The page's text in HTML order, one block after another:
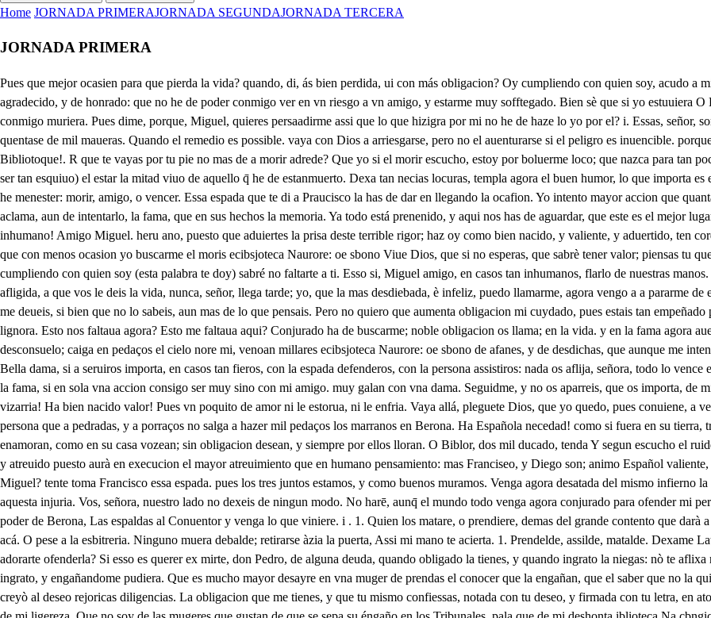
Home JORNADA PRIMERAJORNADA SEGUNDAJORNADA TERCERA
JORNADA PRIMERA
Pues que mejor ocasien para que pierda la vida? quando, di, ás bien perdida, ui con más obligacion? Oy cumpliendo con quien soy, acudo a mi nacimiente; sino lograte mi intento, por lo menos muestras doy de agradecido, y de honrado: que no he de poder conmigo ver en vn riesgo a vn amigo, y estarme muy sofftegado. Bien sè que si yo estuuiera O Bibliotoque!. en el peligro en que està, se buuiera arriesgado ya, y que conmigo muriera. Pues dime, porque, Miguel, quieres persaadirme assi que lo que hizigra por mi no he de haze lo yo por el? i. Essas, señor, son quimeras, ni te entiendo, ni corrixe; mas por aquesto se dixo, quentase de mil maueras. Quando el remedio es possible. vaya con Dios a arriesgarse, pero no el auenturarse si el peligro es inuencible. porque en que fundarse puede, noseoño Bien sè que si yo estuuiera O Bibliotoque!. R que te vayas por tu pie no mas de a morir adrede? Que yo si el morir escucho, estoy por boluerme loco; que nazca para tan poco quien muere para tan muebo! Como bobo, de concierto tomo (con ser tan esquiuo) el estar la mitad viuo de aquello q̄ he de estanmuerto. Dexa tan necias locuras, templa agora el buen humor, lo que importa es el valor; y si parecer procuras honrado, como hasta aqui, o y tu ayuda he menester: morir, amigo, o vencer. Essa espada que te di a Praucisco la has de dar en llegando la ocafion. Yo intento mayor accion que quantas puede acordar la Griega, y Romana historis; y mas eterno me aclama, aun de intentarlo, la fama, que en sus hechos la memoria. Ya todo está prenenido, y aqui nos has de aguardar, que este es el mejor lugar. Parece que escucho el ruido, que del sucesso me auisa. Que rigor tan inhumano! Amigo Miguel. heru ano, puesto que aduiertes la prisa deste terrible rigor; haz oy como bien nacido, y valiente, y aduertido, ten cordura, y ten valor. Dexame ya de aduertir. no infames mi obligacion, que con menos ocasion yo buscarme el moris ecibsjoteca Naurore: oe sbono Viue Dios, que si no esperas, que sabrè tener valor; piensas tu que el buen humor es embaraço a las veras? Bien puedes creer de mi que cumpliendo con quien soy (esta palabra te doy) sabré no faltarte a ti. Esso si, Miguel amigo, en casos tan inhumanos, flarlo de nuestras manos. Mi valor vaya conmigo; queda con Dios. El te guarde. Si vna muger afligida, a que vos le deis la vida, nunca, señor, llega tarde; yo, que la mas desdiebada, è infeliz, puedo llamarme, agora vengo a a pararme de esse braço, y de esla espada, En lo poco que ha que estais en el lugar, me deueis, si bien que no lo sabeis, aun mas de lo que pensais. Pero no quiero que aumenta obligacion mi cuydado, pues estais tan empeñado por Español solatuente. Todo el mundo es contrami, si mi fuga no se lignora. Esto nos faltaua agora? Esto me faltaua aqui? Conjurado ha de buscarme; noble obligacion os llama; en la vida. y en la fama agora aueis de ampararme. No han de vencerme pesares de vno, y otro desconsuelo; caiga en pedaços el cielo nore mi, venoan millares ecibsjoteca Naurore: oe sbono de afanes, y de desdichas, que aunque me intenten vencer, este braço me ha de hazer buenas, ò malas mis dichas, Bella dama, si a seruiros importa, en casos tan fieros, con la espada defenderos, con la persona assistiros: nada os aflija, señora, todo lo vence el valor, que no es mi riesgo mayor fanoreceros agora. Mucho le deuo a la fama, si en sola vna accion consigo ser muy sino con mi amigo. muy galan con vna dama. Seguidme, y no os aparreis, que os importa, de mi lado, y tenga fin mi cuydado como vos me pareceis. Ha Española vizarria! Ha bien nacido valor! Pues vn poquito de amor ni le estorua, ni le enfria. Vaya allá, pleguete Dios, que yo quedo, pues conuiene, a ver que sucesso tiene este valiente de ados. que me quemen, si ay persona que a pedradas, y a porraços no salga a hazer mil pedaços los marranos en Berona. Ha Española necedad! como si fuera en su tierra, tres Españoles dan guerra populosa a vna ciudad. Como en su tierra enamoran, como en su casa vozean; sin obligacion desean, y siempre por ellos lloran. O Biblor, dos mil ducado, tenda Y segun escucho el ruido, Y2 que en la ciudad considero, su mucho valor espero, que resuelto, y atreuido puesto aurà en execucion el mayor atreuimiento que en humano pensamiento: mas Franciseo, y Diego son; animo Español valiente, prueuen aquestos paganos el valor de aquestas manos, A donde vas Miguel? tente toma Francisco essa espada. pues los tres juntos estamos, y como buenos muramos. Venga agora desatada del mismo infierno la furia. Venga, que al mismo Luzbel en la espada de Miguel satisfarè aquesta injuria. Vos, señora, nuestro lado no dexeis de ningun modo. No harē, aunq̄ el mundo todo venga agora conjurado para ofender mi persona, que no puede importar nada con vosotros, y essa espada, todo el poder de Berona, Las espaldas al Conuentor y venga lo que viniere. i . 1. Quien los matare, o prendiere, demas del grande contento que darà a la Señ Gon, O Biblor, dos mil ducado, tenda i A2a. Oye ystè? delos acá. O pese a la esbitreria. Ninguno muera debalde; retirarse àzia la puerta, Assi mi mano te acierta. 1. Prendelde, assilde, matalde. Dexame Laura, por Dios. no apures màs mi paciencia. Es el quererte agrauiarla? es adorarte ofenderla? Si esso es querer ex mirte, don Pedro, de alguna deuda, quando obligado la tienes, y quando ingrato la niegas: nò te aflixa mi cuydado, ni te embaracen mis quexas. que no he de oluidarte ingrato, y engañandome pudiera. Que es mucho mayor desayre en vna muger de prendas el conocer que la engañan, que el saber que no la quieran, Mal aya la necia, amen, que supo obligar tan necia, y que le creyò al deseo rejoricas diligencias. La obligacion que me tienes, y que tu mismo confiessas, notada con tu deseo, y firmada con tu letra, en atomos esparcida. en el vagò viento, sean de tu ingratitud testigos, como de mi ligereza, Que no soy de las mugeres que gustan de que se sepa su éngaño en los Tribunales, pala que de mi deshonta iblioteca Na cbngica pues sonde fuego, que alguno llan a flaquezas, testigo el mundo, se vea que quise errarlo de facil. ò no lo acertè de necia. No es delito el que se ignora, y para el mundo no yerra el que tiene contra si- solamente su conciencia. Ninguno mi culpa sabe; la tuya, porque no sepan que de mi error ha nacido, tambiem viuirà secreta. No quiero yo que tu infamia tan a mi costa sa buelua contra mi, y que la vengança buga publica la afrenta. Si nueno imperio te oprime, si nueuo incendio te quema, si nueuo agrado te rinde, si nueno amor te desuela, galan sirue, tierno obliga; medrosamente encarezca tus regalos el cuydado, y tus desuelos la lengua. Tan finalmente galan, que la dama te agradezca, no tanto la mucha costa,